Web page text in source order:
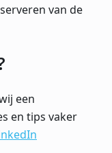
van de
een
en tips vaker